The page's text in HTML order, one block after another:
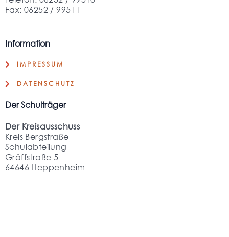
Fax: 06252 / 99511
Information
IMPRESSUM
DATENSCHUTZ
Der Schulträger
Der Kreisausschuss
Kreis Bergstraße
Schulabteilung
Gräffstraße 5
64646 Heppenheim